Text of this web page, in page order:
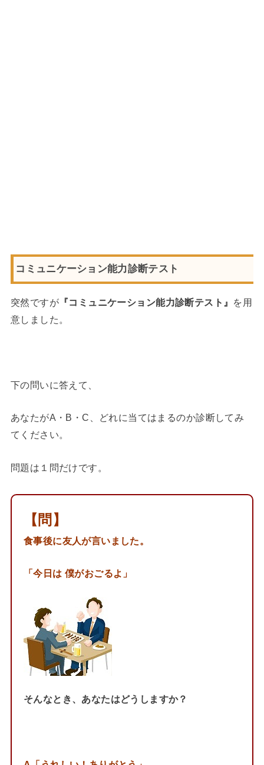
コミュニケーション能力診断テスト
突然ですが『コミュニケーション能力診断テスト』 を用
意しました。
下の問いに答えて、
あなたがA・B・C、どれに当てはまるのか診断してみ
てください。
問題は１問だけです。
【問】
食事後に友人が言いました。
「今日は 僕がおごるよ」
そんなとき、あなたはどうしますか？